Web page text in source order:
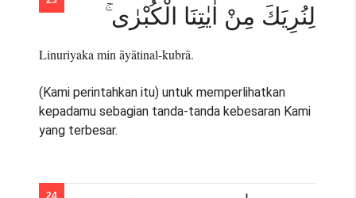
لِنُرِيَكَ مِنْ اٰيٰتِنَا الْكُبْرٰى ۚ
Linuriyaka min āyātinal-kubrā.
(Kami perintahkan itu) untuk memperlihatkan
kepadamu sebagian tanda-tanda kebesaran Kami
yang terbesar.